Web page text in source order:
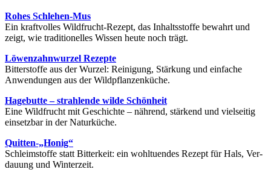
Rohes Schle­hen-Mus
Ein kraft­vol­les Wild­frucht-Rezept, das Inhalts­stof­fe bewahrt und
zeigt, wie tra­di­tio­nel­les Wis­sen heu­te noch trägt.
Löwen­zahn­wur­zel Rezep­te
Bit­ter­stof­fe aus der Wur­zel: Rei­ni­gung, Stär­kung und ein­fa­che
Anwen­dun­gen aus der Wildpflanzenküche.
Hage­but­te – strah­len­de wil­de Schön­heit
Eine Wild­frucht mit Geschich­te – näh­rend, stär­kend und viel­sei­tig
ein­setz­bar in der Naturküche.
Quitten-„Honig“
Schleim­stof­fe statt Bit­ter­keit: ein wohl­tu­en­des Rezept für Hals, Ver­
dau­ung und Winterzeit.